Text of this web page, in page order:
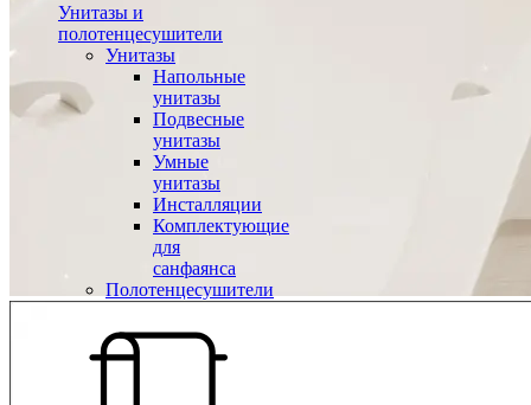
Унитазы и
полотенцесушители
Унитазы
Напольные
унитазы
Подвесные
унитазы
Умные
унитазы
Инсталляции
Комплектующие
для
санфаянса
Полотенцесушители